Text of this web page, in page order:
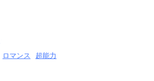
ロマンス
超能力